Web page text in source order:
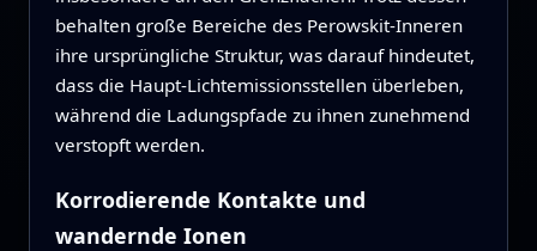
behalten große Bereiche des Perowskit‑Inneren
ihre ursprüngliche Struktur, was darauf hindeutet,
dass die Haupt‑Lichtemissionsstellen überleben,
während die Ladungspfade zu ihnen zunehmend
verstopft werden.
Korrodierende Kontakte und
wandernde Ionen